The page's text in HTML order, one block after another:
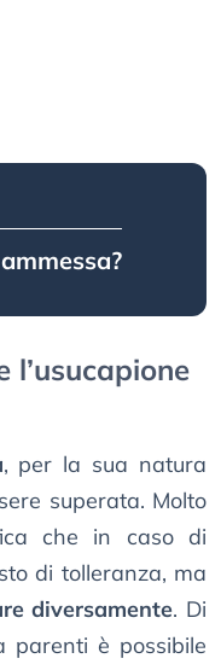
l’usucapione
, per la sua natura
superata. Molto
che in caso di
di tolleranza, ma
diversamente. Di
parenti è possibile